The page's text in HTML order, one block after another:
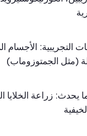
التجريبية: الأجسام
(مثل الجمتوزوماب)
يحدث: زراعة الخلايا